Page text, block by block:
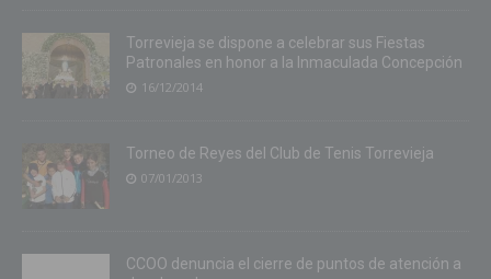
Torrevieja se dispone a celebrar sus Fiestas
Patronales en honor a la Inmaculada Concepción
16/12/2014
Torneo de Reyes del Club de Tenis Torrevieja
07/01/2013
CCOO denuncia el cierre de puntos de atención a